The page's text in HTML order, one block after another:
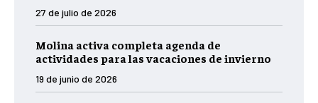
27 de julio de 2026
Molina activa completa agenda de
actividades para las vacaciones de invierno
19 de junio de 2026